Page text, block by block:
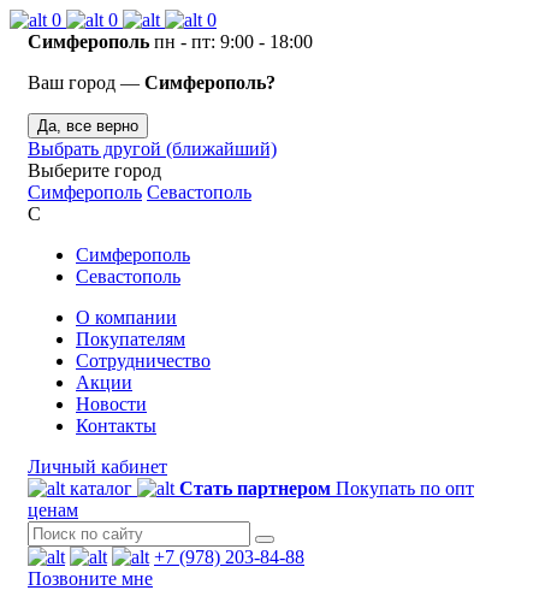
0 0
0
Симферополь пн - пт: 9:00 - 18:00
Ваш город — Симферополь?
Да, все верно
Выбрать другой (ближайший)
Выберите город
Симферополь Севастополь
С
Симферополь
Севастополь
О компании
Покупателям
Сотрудничество
Акции
Новости
Контакты
Личный кабинет
каталог
Стать партнером Покупать по опт
ценам
+7 (978) 203-84-88
Позвоните мне